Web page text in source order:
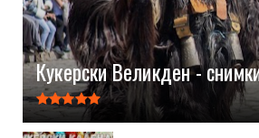
Кукерски Великден -